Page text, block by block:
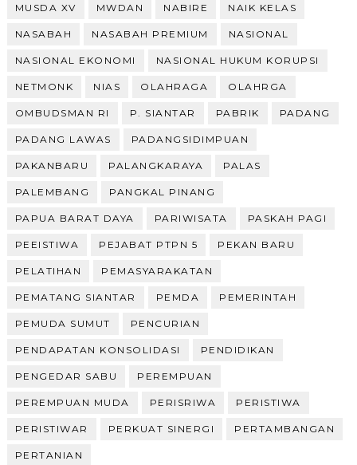
MUSDA XV MWDAN NABIRE NAIK KELAS
NASABAH NASABAH PREMIUM NASIONAL
NASIONAL EKONOMI NASIONAL HUKUM KORUPSI
NETMONK NIAS OLAHRAGA OLAHRGA
OMBUDSMAN RI P. SIANTAR PABRIK PADANG
PADANG LAWAS PADANGSIDIMPUAN
PAKANBARU PALANGKARAYA PALAS
PALEMBANG PANGKAL PINANG
PAPUA BARAT DAYA PARIWISATA PASKAH PAGI
PEEISTIWA PEJABAT PTPN 5 PEKAN BARU
PELATIHAN PEMASYARAKATAN
PEMATANG SIANTAR PEMDA PEMERINTAH
PEMUDA SUMUT PENCURIAN
PENDAPATAN KONSOLIDASI PENDIDIKAN
PENGEDAR SABU PEREMPUAN
PEREMPUAN MUDA PERISRIWA PERISTIWA
PERISTIWAR PERKUAT SINERGI PERTAMBANGAN
PERTANIAN